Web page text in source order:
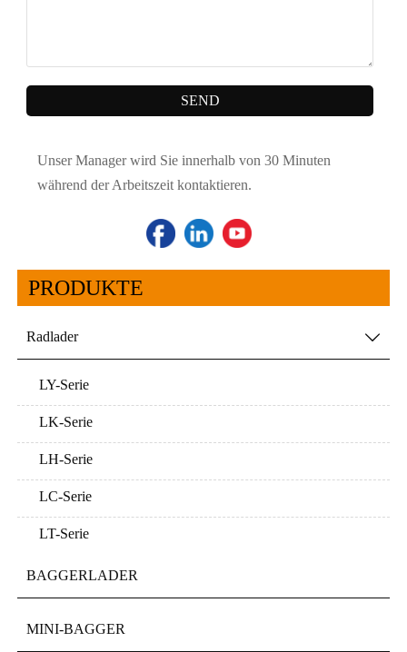
SEND
Unser Manager wird Sie innerhalb von 30 Minuten
während der Arbeitszeit kontaktieren.
PRODUKTE
Radlader 
LY-Serie
LK-Serie
LH-Serie
LC-Serie
LT-Serie
BAGGERLADER
MINI-BAGGER